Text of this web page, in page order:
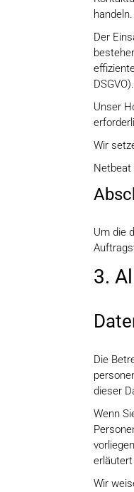
handeln.
Der
DSGVO).
Unser
Wir
Netbeat
Um die
3.
Die
dieser
Wenn
Wir